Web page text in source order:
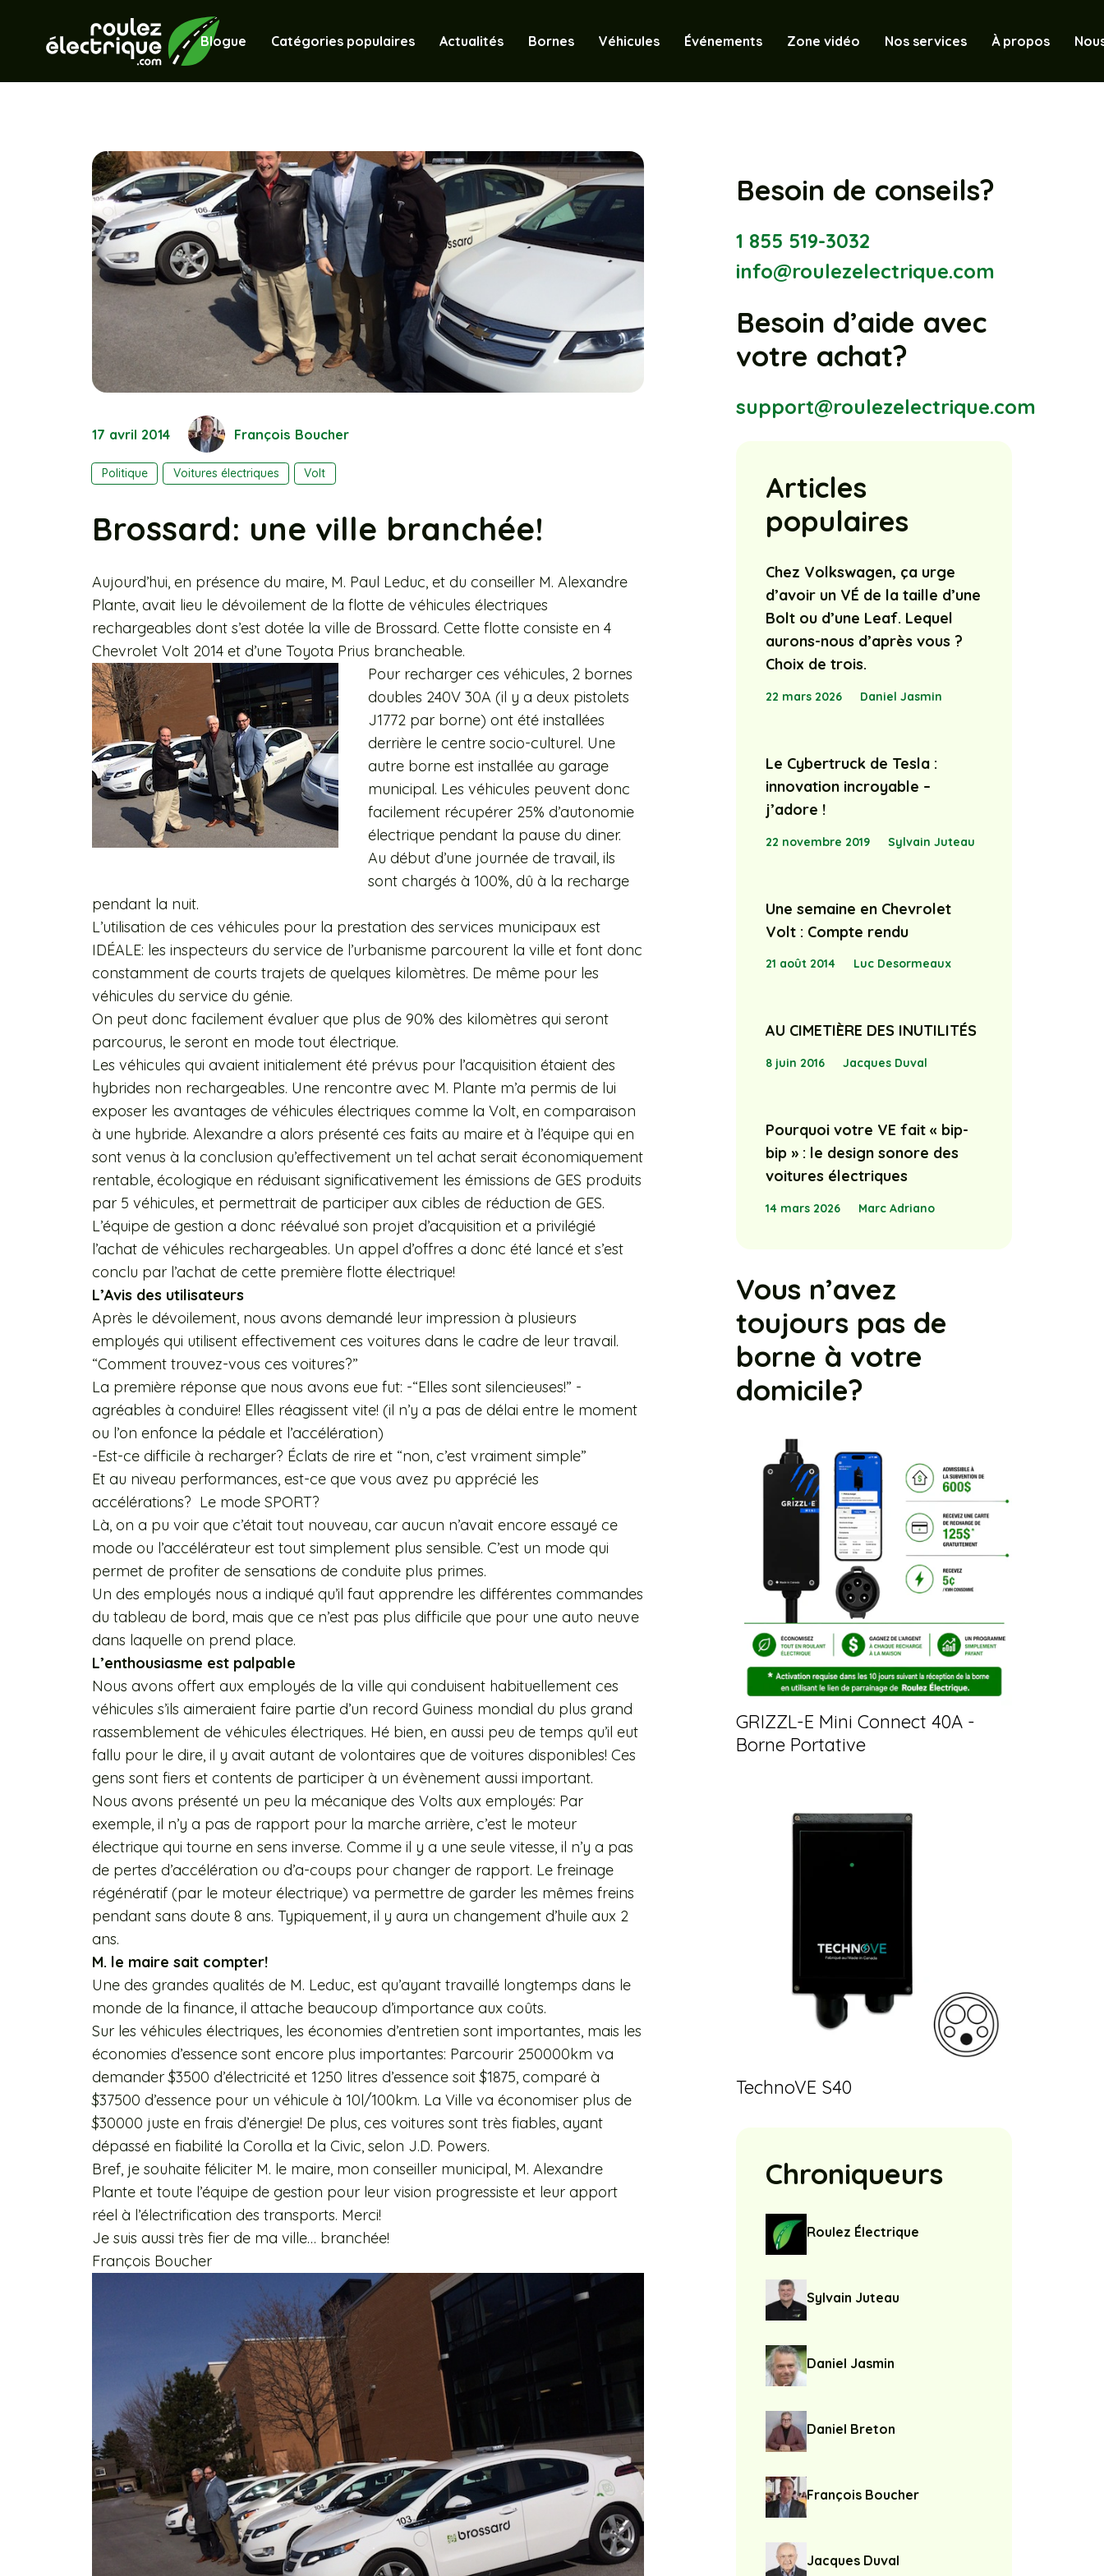
Blogue Catégories populaires Actualités Bornes Véhicules Événements Zone vidéo Nos services À propos
17 avril 2014 François Boucher
Politique Voitures électriques Volt
Brossard: une ville branchée!
Aujourd’hui, en présence du maire, M. Paul Leduc, et du conseiller M. Alexandre
Plante, avait lieu le dévoilement de la flotte de véhicules électriques
rechargeables dont s’est dotée la ville de Brossard. Cette flotte consiste en 4
Chevrolet Volt 2014 et d’une Toyota Prius brancheable.
Pour recharger ces véhicules, 2 bornes
doubles 240V 30A (il y a deux pistolets
J1772 par borne) ont été installées
derrière le centre socio-culturel. Une
autre borne est installée au garage
municipal. Les véhicules peuvent donc
facilement récupérer 25% d’autonomie
électrique pendant la pause du diner.
Au début d’une journée de travail, ils
sont chargés à 100%, dû à la recharge
pendant la nuit.
L’utilisation de ces véhicules pour la prestation des services municipaux est
IDÉALE: les inspecteurs du service de l’urbanisme parcourent la ville et font donc
constamment de courts trajets de quelques kilomètres. De même pour les
véhicules du service du génie.
On peut donc facilement évaluer que plus de 90% des kilomètres qui seront
parcourus, le seront en mode tout électrique.
Les véhicules qui avaient initialement été prévus pour l’acquisition étaient des
hybrides non rechargeables. Une rencontre avec M. Plante m’a permis de lui
exposer les avantages de véhicules électriques comme la Volt, en comparaison
à une hybride. Alexandre a alors présenté ces faits au maire et à l’équipe qui en
sont venus à la conclusion qu’effectivement un tel achat serait économiquement
rentable, écologique en réduisant significativement les émissions de GES produits
par 5 véhicules, et permettrait de participer aux cibles de réduction de GES.
L’équipe de gestion a donc réévalué son projet d’acquisition et a privilégié
l’achat de véhicules rechargeables. Un appel d’offres a donc été lancé et s’est
conclu par l’achat de cette première flotte électrique!
L’Avis des utilisateurs
Après le dévoilement, nous avons demandé leur impression à plusieurs
employés qui utilisent effectivement ces voitures dans le cadre de leur travail.
“Comment trouvez-vous ces voitures?”
La première réponse que nous avons eue fut: -“Elles sont silencieuses!” -
agréables à conduire! Elles réagissent vite! (il n’y a pas de délai entre le moment
ou l’on enfonce la pédale et l’accélération)
-Est-ce difficile à recharger? Éclats de rire et “non, c’est vraiment simple”
Et au niveau performances, est-ce que vous avez pu apprécié les
accélérations? Le mode SPORT?
Là, on a pu voir que c’était tout nouveau, car aucun n’avait encore essayé ce
mode ou l’accélérateur est tout simplement plus sensible. C’est un mode qui
permet de profiter de sensations de conduite plus primes.
Un des employés nous a indiqué qu’il faut apprendre les différentes commandes
du tableau de bord, mais que ce n’est pas plus difficile que pour une auto neuve
dans laquelle on prend place.
L’enthousiasme est palpable
Nous avons offert aux employés de la ville qui conduisent habituellement ces
véhicules s’ils aimeraient faire partie d’un record Guiness mondial du plus grand
rassemblement de véhicules électriques. Hé bien, en aussi peu de temps qu’il eut
fallu pour le dire, il y avait autant de volontaires que de voitures disponibles! Ces
gens sont fiers et contents de participer à un évènement aussi important.
Nous avons présenté un peu la mécanique des Volts aux employés: Par
exemple, il n’y a pas de rapport pour la marche arrière, c’est le moteur
électrique qui tourne en sens inverse. Comme il y a une seule vitesse, il n’y a pas
de pertes d’accélération ou d’a-coups pour changer de rapport. Le freinage
régénératif (par le moteur électrique) va permettre de garder les mêmes freins
pendant sans doute 8 ans. Typiquement, il y aura un changement d’huile aux 2
ans.
M. le maire sait compter!
Une des grandes qualités de M. Leduc, est qu’ayant travaillé longtemps dans le
monde de la finance, il attache beaucoup d’importance aux coûts.
Sur les véhicules électriques, les économies d’entretien sont importantes, mais les
économies d’essence sont encore plus importantes: Parcourir 250000km va
demander $3500 d’électricité et 1250 litres d’essence soit $1875, comparé à
$37500 d’essence pour un véhicule à 10l/100km. La Ville va économiser plus de
$30000 juste en frais d’énergie! De plus, ces voitures sont très fiables, ayant
dépassé en fiabilité la Corolla et la Civic, selon J.D. Powers.
Bref, je souhaite féliciter M. le maire, mon conseiller municipal, M. Alexandre
Plante et toute l’équipe de gestion pour leur vision progressiste et leur apport
réel à l’électrification des transports. Merci!
Je suis aussi très fier de ma ville… branchée!
François Boucher
Besoin de conseils?
1 855 519-3032
info@roulezelectrique.com
Besoin d’aide avec
votre achat?
support@roulezelectrique.com
Articles
populaires
Chez Volkswagen, ça urge
d’avoir un VÉ de la taille d’une
Bolt ou d’une Leaf. Lequel
aurons-nous d’après vous ?
Choix de trois.
22 mars 2026 Daniel Jasmin
Le Cybertruck de Tesla :
innovation incroyable –
j’adore !
22 novembre 2019 Sylvain Juteau
Une semaine en Chevrolet
Volt : Compte rendu
21 août 2014 Luc Desormeaux
AU CIMETIÈRE DES INUTILITÉS
8 juin 2016 Jacques Duval
Pourquoi votre VE fait « bip-
bip » : le design sonore des
voitures électriques
14 mars 2026 Marc Adriano
Vous n’avez
toujours pas de
borne à votre
domicile?
GRIZZL-E Mini Connect 40A -
Borne Portative
TechnoVE S40
Chroniqueurs
Roulez Électrique
Sylvain Juteau
Daniel Jasmin
Daniel Breton
François Boucher
Jacques Duval